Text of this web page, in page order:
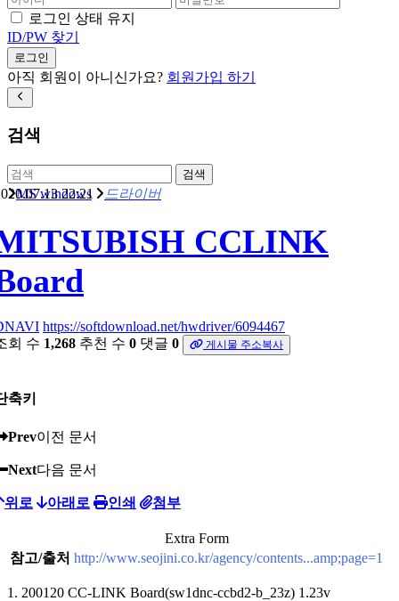
로그인 상태 유지
ID/PW 찾기
로그인
아직 회원이 아니신가요? 회원가입 하기
검색
검색
MS windows 드라이버
22:21
CCLINK
https://softdownload.net/hwdriver/6094467
회 수 1,268 추천 수 0 댓글 0 게시물 주소복사
축키
Prev이전 문서
Next다음 문서
위로 아래로 인쇄 첨부
Extra Form
참고/출처 http://www.seojini.co.kr/agency/contents...amp;page=1
1. 200120 CC-LINK Board(sw1dnc-ccbd2-b_23z) 1.23v